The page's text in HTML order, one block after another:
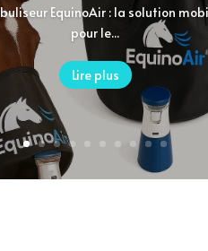
EquinoAir : la solution
pour le...
Lire plus